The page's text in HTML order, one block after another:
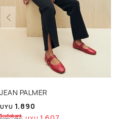
JEAN PALMER
UYU 1.890